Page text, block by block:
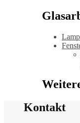
Kontakt